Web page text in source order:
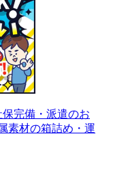
保完備・派遣のお
材の箱詰め・運